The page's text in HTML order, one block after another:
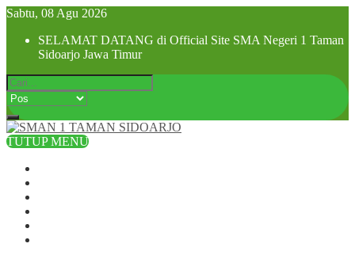
Sabtu, 08 Agu 2026
SELAMAT DATANG di Official Site SMA Negeri 1 Taman
Sidoarjo Jawa Timur
TUTUP MENU